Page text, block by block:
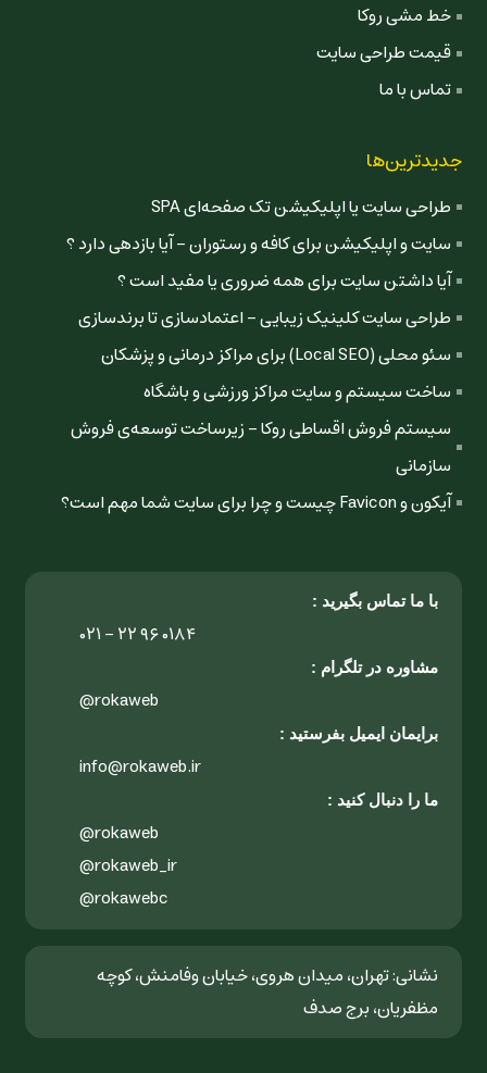
خط مشی روکا
قیمت طراحی سایت
تماس با ما
جدیدترین‌ها
طراحی سایت یا اپلیکیشن تک صفحه‌ای SPA
سایت و اپلیکیشن برای کافه و رستوران - آیا بازدهی دارد ؟
آیا داشتن سایت برای همه ضروری یا مفید است ؟
طراحی سایت کلینیک زیبایی - اعتمادسازی تا برندسازی
سئو محلی (Local SEO) برای مراکز درمانی و پزشکان
ساخت سیستم و سایت مراکز ورزشی و باشگاه
سیستم فروش اقساطی روکا - زیرساخت توسعه‌ی فروش
سازمانی
آیکون و Favicon چیست و چرا برای سایت شما مهم است؟
با ما تماس بگیرید :
۰۲۱ - ۲۲ ۹۶ ۰۱۸۴
مشاوره در تلگرام :
@rokaweb
برایمان ایمیل بفرستید :
info@rokaweb.ir
ما را دنبال کنید :
@rokaweb
@rokaweb_ir
@rokawebc
نشانی: تهران، میدان هروی، خیابان وفامنش، کوچه
مظفریان، برج صدف